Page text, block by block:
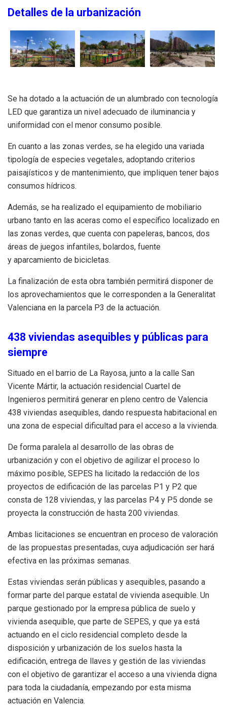
Detalles de la urbanización
Se ha dotado a la actuación de un alumbrado con tecnología
LED que garantiza un nivel adecuado de iluminancia y
uniformidad con el menor consumo posible.
En cuanto a las zonas verdes, se ha elegido una variada
tipología de especies vegetales, adoptando criterios
paisajísticos y de mantenimiento, que impliquen tener bajos
consumos hídricos.
Además, se ha realizado el equipamiento de mobiliario
urbano tanto en las aceras como el específico localizado en
las zonas verdes, que cuenta con papeleras, bancos, dos
áreas de juegos infantiles, bolardos, fuente
y aparcamiento de bicicletas.
La finalización de esta obra también permitirá disponer de
los aprovechamientos que le corresponden a la Generalitat
Valenciana en la parcela P3 de la actuación.
438 viviendas asequibles y públicas para
siempre
Situado en el barrio de La Rayosa, junto a la calle San
Vicente Mártir, la actuación residencial Cuartel de
Ingenieros permitirá generar en pleno centro de Valencia
438 viviendas asequibles, dando respuesta habitacional en
una zona de especial dificultad para el acceso a la vivienda.
De forma paralela al desarrollo de las obras de
urbanización y con el objetivo de agilizar el proceso lo
máximo posible, SEPES ha licitado la redacción de los
proyectos de edificación de las parcelas P1 y P2 que
consta de 128 viviendas, y las parcelas P4 y P5 donde se
proyecta la construcción de hasta 200 viviendas.
Ambas licitaciones se encuentran en proceso de valoración
de las propuestas presentadas, cuya adjudicación ser hará
efectiva en las próximas semanas.
Estas viviendas serán públicas y asequibles, pasando a
formar parte del parque estatal de vivienda asequible. Un
parque gestionado por la empresa pública de suelo y
vivienda asequible, que parte de SEPES, y que ya está
actuando en el ciclo residencial completo desde la
disposición y urbanización de los suelos hasta la
edificación, entrega de llaves y gestión de las viviendas
con el objetivo de garantizar el acceso a una vivienda digna
para toda la ciudadanía, empezando por esta misma
actuación en Valencia.